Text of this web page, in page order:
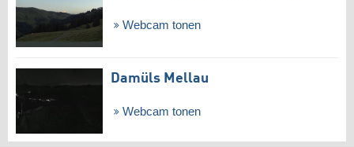
Webcam tonen
Damüls Mellau
Webcam tonen